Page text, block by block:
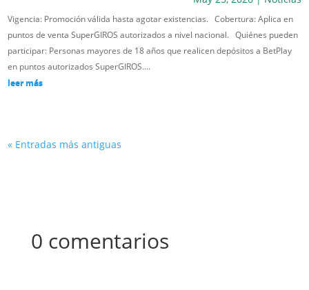
Vigencia: Promoción válida hasta agotar existencias. Cobertura: Aplica en
puntos de venta SuperGIROS autorizados a nivel nacional. Quiénes pueden
participar: Personas mayores de 18 años que realicen depósitos a BetPlay
en puntos autorizados SuperGIROS....
leer más
« Entradas más antiguas
0 comentarios